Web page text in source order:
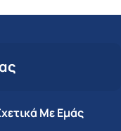
Με Εμάς